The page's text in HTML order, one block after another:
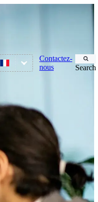
RH
Contactez-
nous
Search